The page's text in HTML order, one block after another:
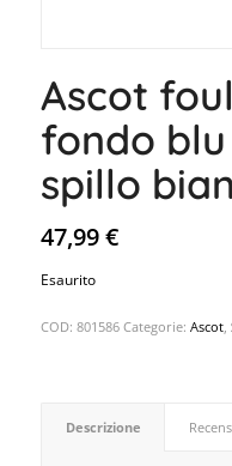
Ascot
fondo
spillo
47,99€
Esaurito
COD: 801586 Categorie: Ascot,
Descrizione